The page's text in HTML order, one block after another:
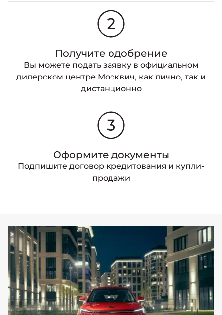
Получите одобрение
Вы можете подать заявку в официальном
дилерском центре Москвич, как лично, так и
дистанционно
Оформите документы
Подпишите договор кредитования и купли-
продажи